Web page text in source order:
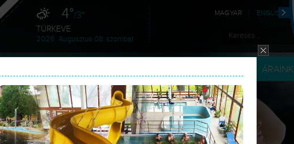
ÁRAINK
4°/3°
TÚRKEVE
2026. Augusztus 08. szombat
MAGYAR ENGLISH